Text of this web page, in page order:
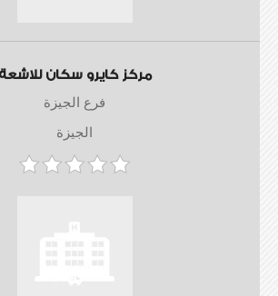
مركز كايرو سكان للاشعة
فرع الجيزة
الجيزة